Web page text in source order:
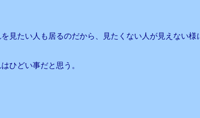
見たい人も居るのだから、見たくない人が見えない様
ひどい事だと思う。